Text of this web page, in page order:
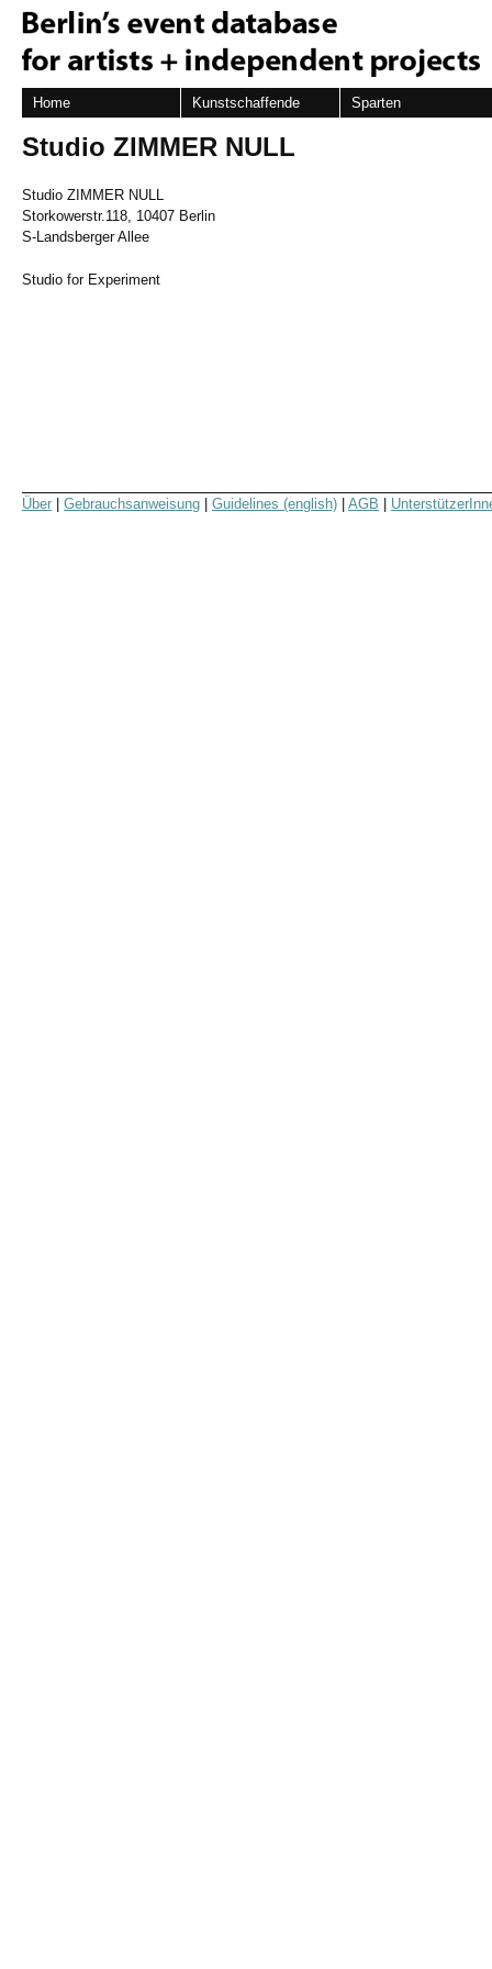
Home Kunstschaffende Sparten
Studio ZIMMER NULL
Studio ZIMMER NULL
Storkowerstr.118, 10407 Berlin
S-Landsberger Allee
Studio for Experiment
Über Gebrauchsanweisung Guidelines (english) AGB